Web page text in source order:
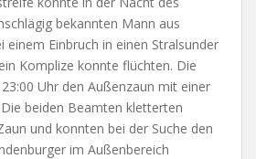
bekannten Mann aus
einem Einbruch in einen Stralsunder
Komplize konnte flüchten. Die
Uhr den Außenzaun mit einer
beiden Beamten kletterten
und konnten bei der Suche den
im Außenbereich